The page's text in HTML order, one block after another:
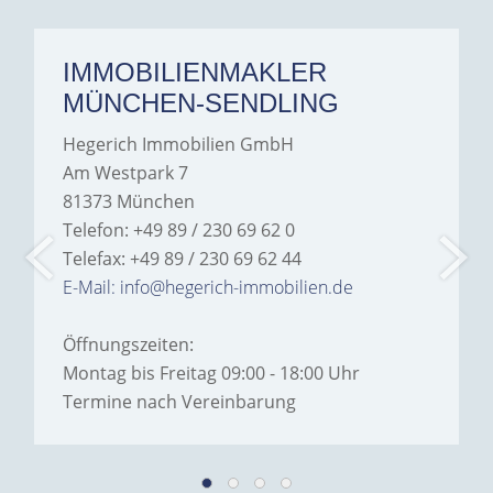
IMMOBILIENMAKLER
MÜNCHEN-SENDLING
Hegerich Immobilien GmbH
Am Westpark 7
81373 München
Telefon: +49 89 / 230 69 62 0
Telefax: +49 89 / 230 69 62 44
E-Mail: info@hegerich-immobilien.de
Öffnungszeiten:
Montag bis Freitag 09:00 - 18:00 Uhr
Termine nach Vereinbarung